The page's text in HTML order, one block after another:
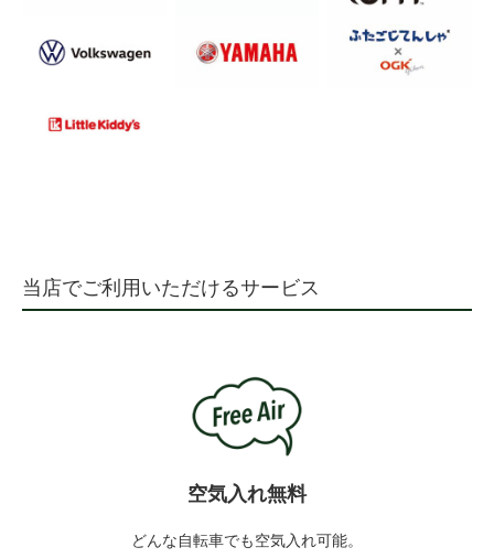
当店でご利用いただけるサービス
空気入れ無料
どんな自転車でも空気入れ可能。